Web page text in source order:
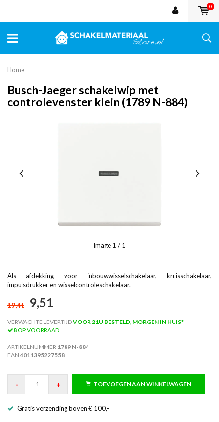
0
Home
Busch-Jaeger schakelwip met
controlevenster klein (1789 N-884)
Image 1 / 1
Als afdekking voor inbouwwisselschakelaar, kruisschakelaar,
impulsdrukker en wisselcontroleschakelaar.
19,41 9,51
VERWACHTE LEVERTIJDVOOR 21U BESTELD, MORGEN IN HUIS*
8OP VOORRAAD
ARTIKELNUMMER 1789 N-884
EAN 4011395227558
- + TOEVOEGEN AAN WINKELWAGEN
Gratis verzending boven € 100,-